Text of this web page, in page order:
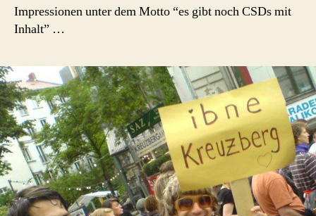
Impressionen unter dem Motto “es gibt noch CSDs mit
Inhalt” …